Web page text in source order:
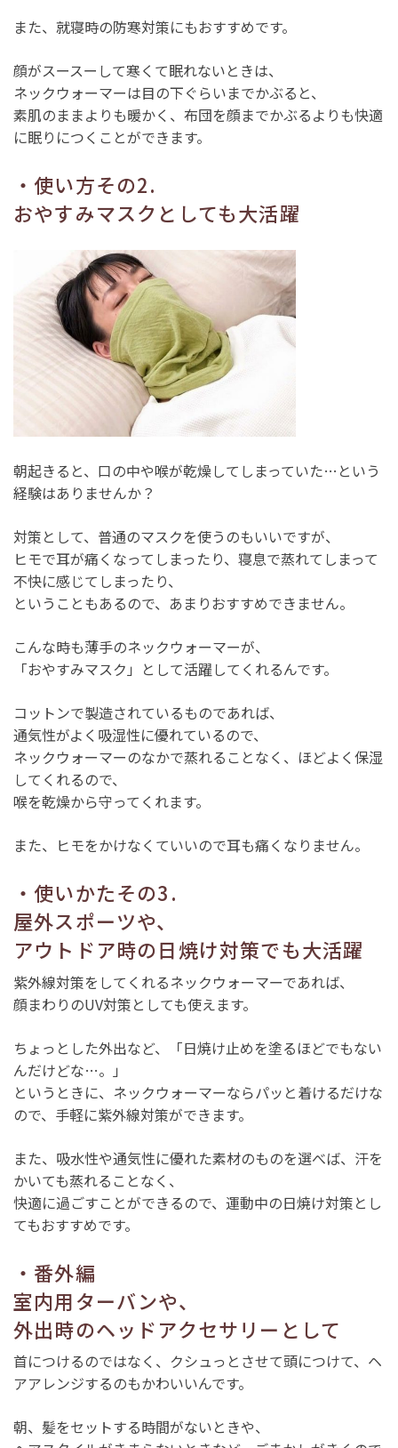
また、就寝時の防寒対策にもおすすめです。
顔がスースーして寒くて眠れないときは、
ネックウォーマーは目の下ぐらいまでかぶると、
素肌のままよりも暖かく、布団を顔までかぶるよりも快適
に眠りにつくことができます。
・使い方その2.
おやすみマスクとしても大活躍
朝起きると、口の中や喉が乾燥してしまっていた…という
経験はありませんか？
対策として、普通のマスクを使うのもいいですが、
ヒモで耳が痛くなってしまったり、寝息で蒸れてしまって
不快に感じてしまったり、
ということもあるので、あまりおすすめできません。
こんな時も薄手のネックウォーマーが、
「おやすみマスク」として活躍してくれるんです。
コットンで製造されているものであれば、
通気性がよく吸湿性に優れているので、
ネックウォーマーのなかで蒸れることなく、ほどよく保湿
してくれるので、
喉を乾燥から守ってくれます。
また、ヒモをかけなくていいので耳も痛くなりません。
・使いかたその3.
屋外スポーツや、
アウトドア時の日焼け対策でも大活躍
紫外線対策をしてくれるネックウォーマーであれば、
顔まわりのUV対策としても使えます。
ちょっとした外出など、「日焼け止めを塗るほどでもない
んだけどな…。」
というときに、ネックウォーマーならパッと着けるだけな
ので、手軽に紫外線対策ができます。
また、吸水性や通気性に優れた素材のものを選べば、汗を
かいても蒸れることなく、
快適に過ごすことができるので、運動中の日焼け対策とし
てもおすすめです。
・番外編
室内用ターバンや、
外出時のヘッドアクセサリーとして
首につけるのではなく、クシュっとさせて頭につけて、ヘ
アアレンジするのもかわいいんです。
朝、髪をセットする時間がないときや、